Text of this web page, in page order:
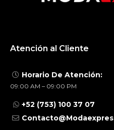
Atención al Cliente
Horario De Atención:
09:00 AM – 09:00 PM
+52 (753) 100 37 07